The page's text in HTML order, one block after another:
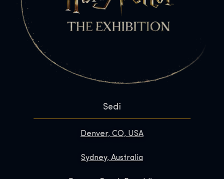
Sedi
Denver, CO, USA
Sydney, Australia